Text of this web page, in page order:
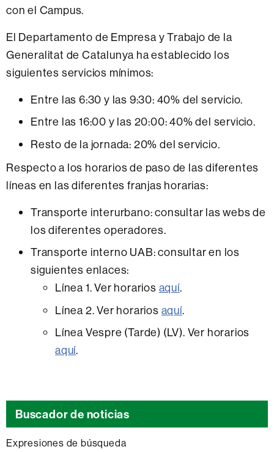
con el Campus.
El Departamento de Empresa y Trabajo de la
Generalitat de Catalunya ha establecido los
siguientes servicios mínimos:
Entre las 6:30 y las 9:30: 40% del servicio.
Entre las 16:00 y las 20:00: 40% del servicio.
Resto de la jornada: 20% del servicio.
Respecto a los horarios de paso de las diferentes
líneas en las diferentes franjas horarias:
Transporte interurbano: consultar las webs de
los diferentes operadores.
Transporte interno UAB: consultar en los
siguientes enlaces:
Línea 1. Ver horarios aquí.
Línea 2. Ver horarios aquí.
Línea Vespre (Tarde) (LV). Ver horarios
aquí.
Buscador de noticias
Expresiones de búsqueda